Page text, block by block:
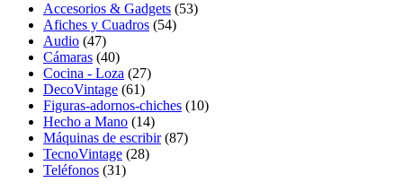
Accesorios & Gadgets (53)
Afiches y Cuadros (54)
Audio (47)
Cámaras (40)
Cocina - Loza (27)
DecoVintage (61)
Figuras-adornos-chiches (10)
Hecho a Mano (14)
Máquinas de escribir (87)
TecnoVintage (28)
Teléfonos (31)